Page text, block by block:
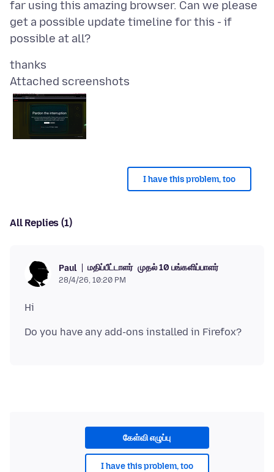
far using this amazing browser. Can we please
get a possible update timeline for this - if
Attached screenshots
I have this problem, too
All Replies (1)
Paul மதிப்பீட்டாளர் முதல் 10 பங்களிப்பாளர்
28/4/26, 10:20 PM
கேள்வி எழுப்பு
I have this problem, too